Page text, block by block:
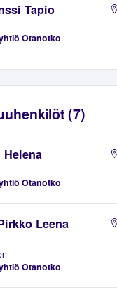
Tapio
Otanotko
(7)
Helena
Otanotko
Leena
Otanotko